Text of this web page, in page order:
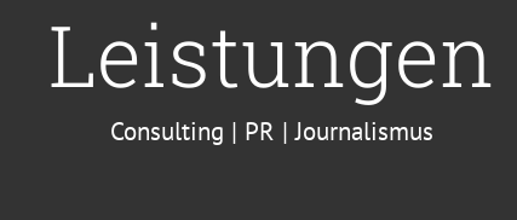
Leistungen
Consulting | PR | Journalismus